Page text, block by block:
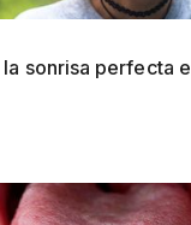
sonrisa perfecta